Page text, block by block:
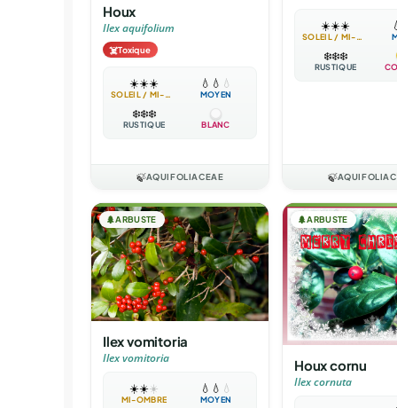
Houx
Ilex aquifolium
☠️Toxique
☀️☀️☀️
SOLEIL / MI-OMBRE
💧 💧 💧
MOYEN
❄️❄️❄️
RUSTIQUE BLANC
🍃AQUIFOLIACEAE
☀️☀️☀️
SOLEIL / MI-OMBRE
❄️❄️❄️
RUSTIQUE
🍃
🌲ARBUSTE
Ilex vomitoria
Ilex vomitoria
☀️☀️☀️
MI-OMBRE
💧 💧 💧
MOYEN
🌲ARBUSTE
Houx cornu
Ilex cornuta